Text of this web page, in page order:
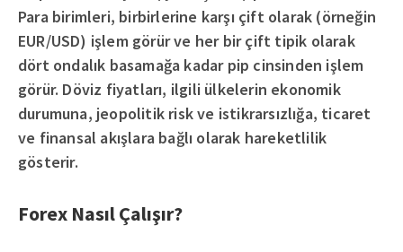
Para birimleri, birbirlerine karşı çift olarak (örneğin
EUR/USD) işlem görür ve her bir çift tipik olarak
dört ondalık basamağa kadar pip cinsinden işlem
görür. Döviz fiyatları, ilgili ülkelerin ekonomik
durumuna, jeopolitik risk ve istikrarsızlığa, ticaret
ve finansal akışlara bağlı olarak hareketlilik
gösterir.
Forex Nasıl Çalışır?